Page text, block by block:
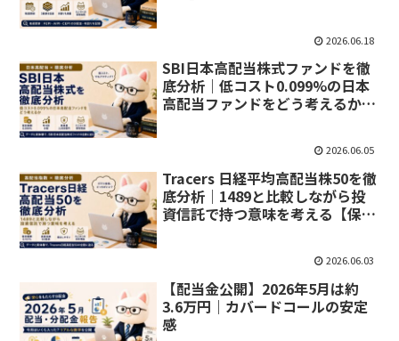
2026.06.18
SBI日本高配当株式ファンドを徹
底分析｜低コスト0.099%の日本
高配当ファンドをどう考えるか
2026.06.05
Tracers 日経平均高配当株50を徹
底分析｜1489と比較しながら投
資信託で持つ意味を考える【保有
2026.06.03
【配当金公開】2026年5月は約
3.6万円｜カバードコールの安定
感